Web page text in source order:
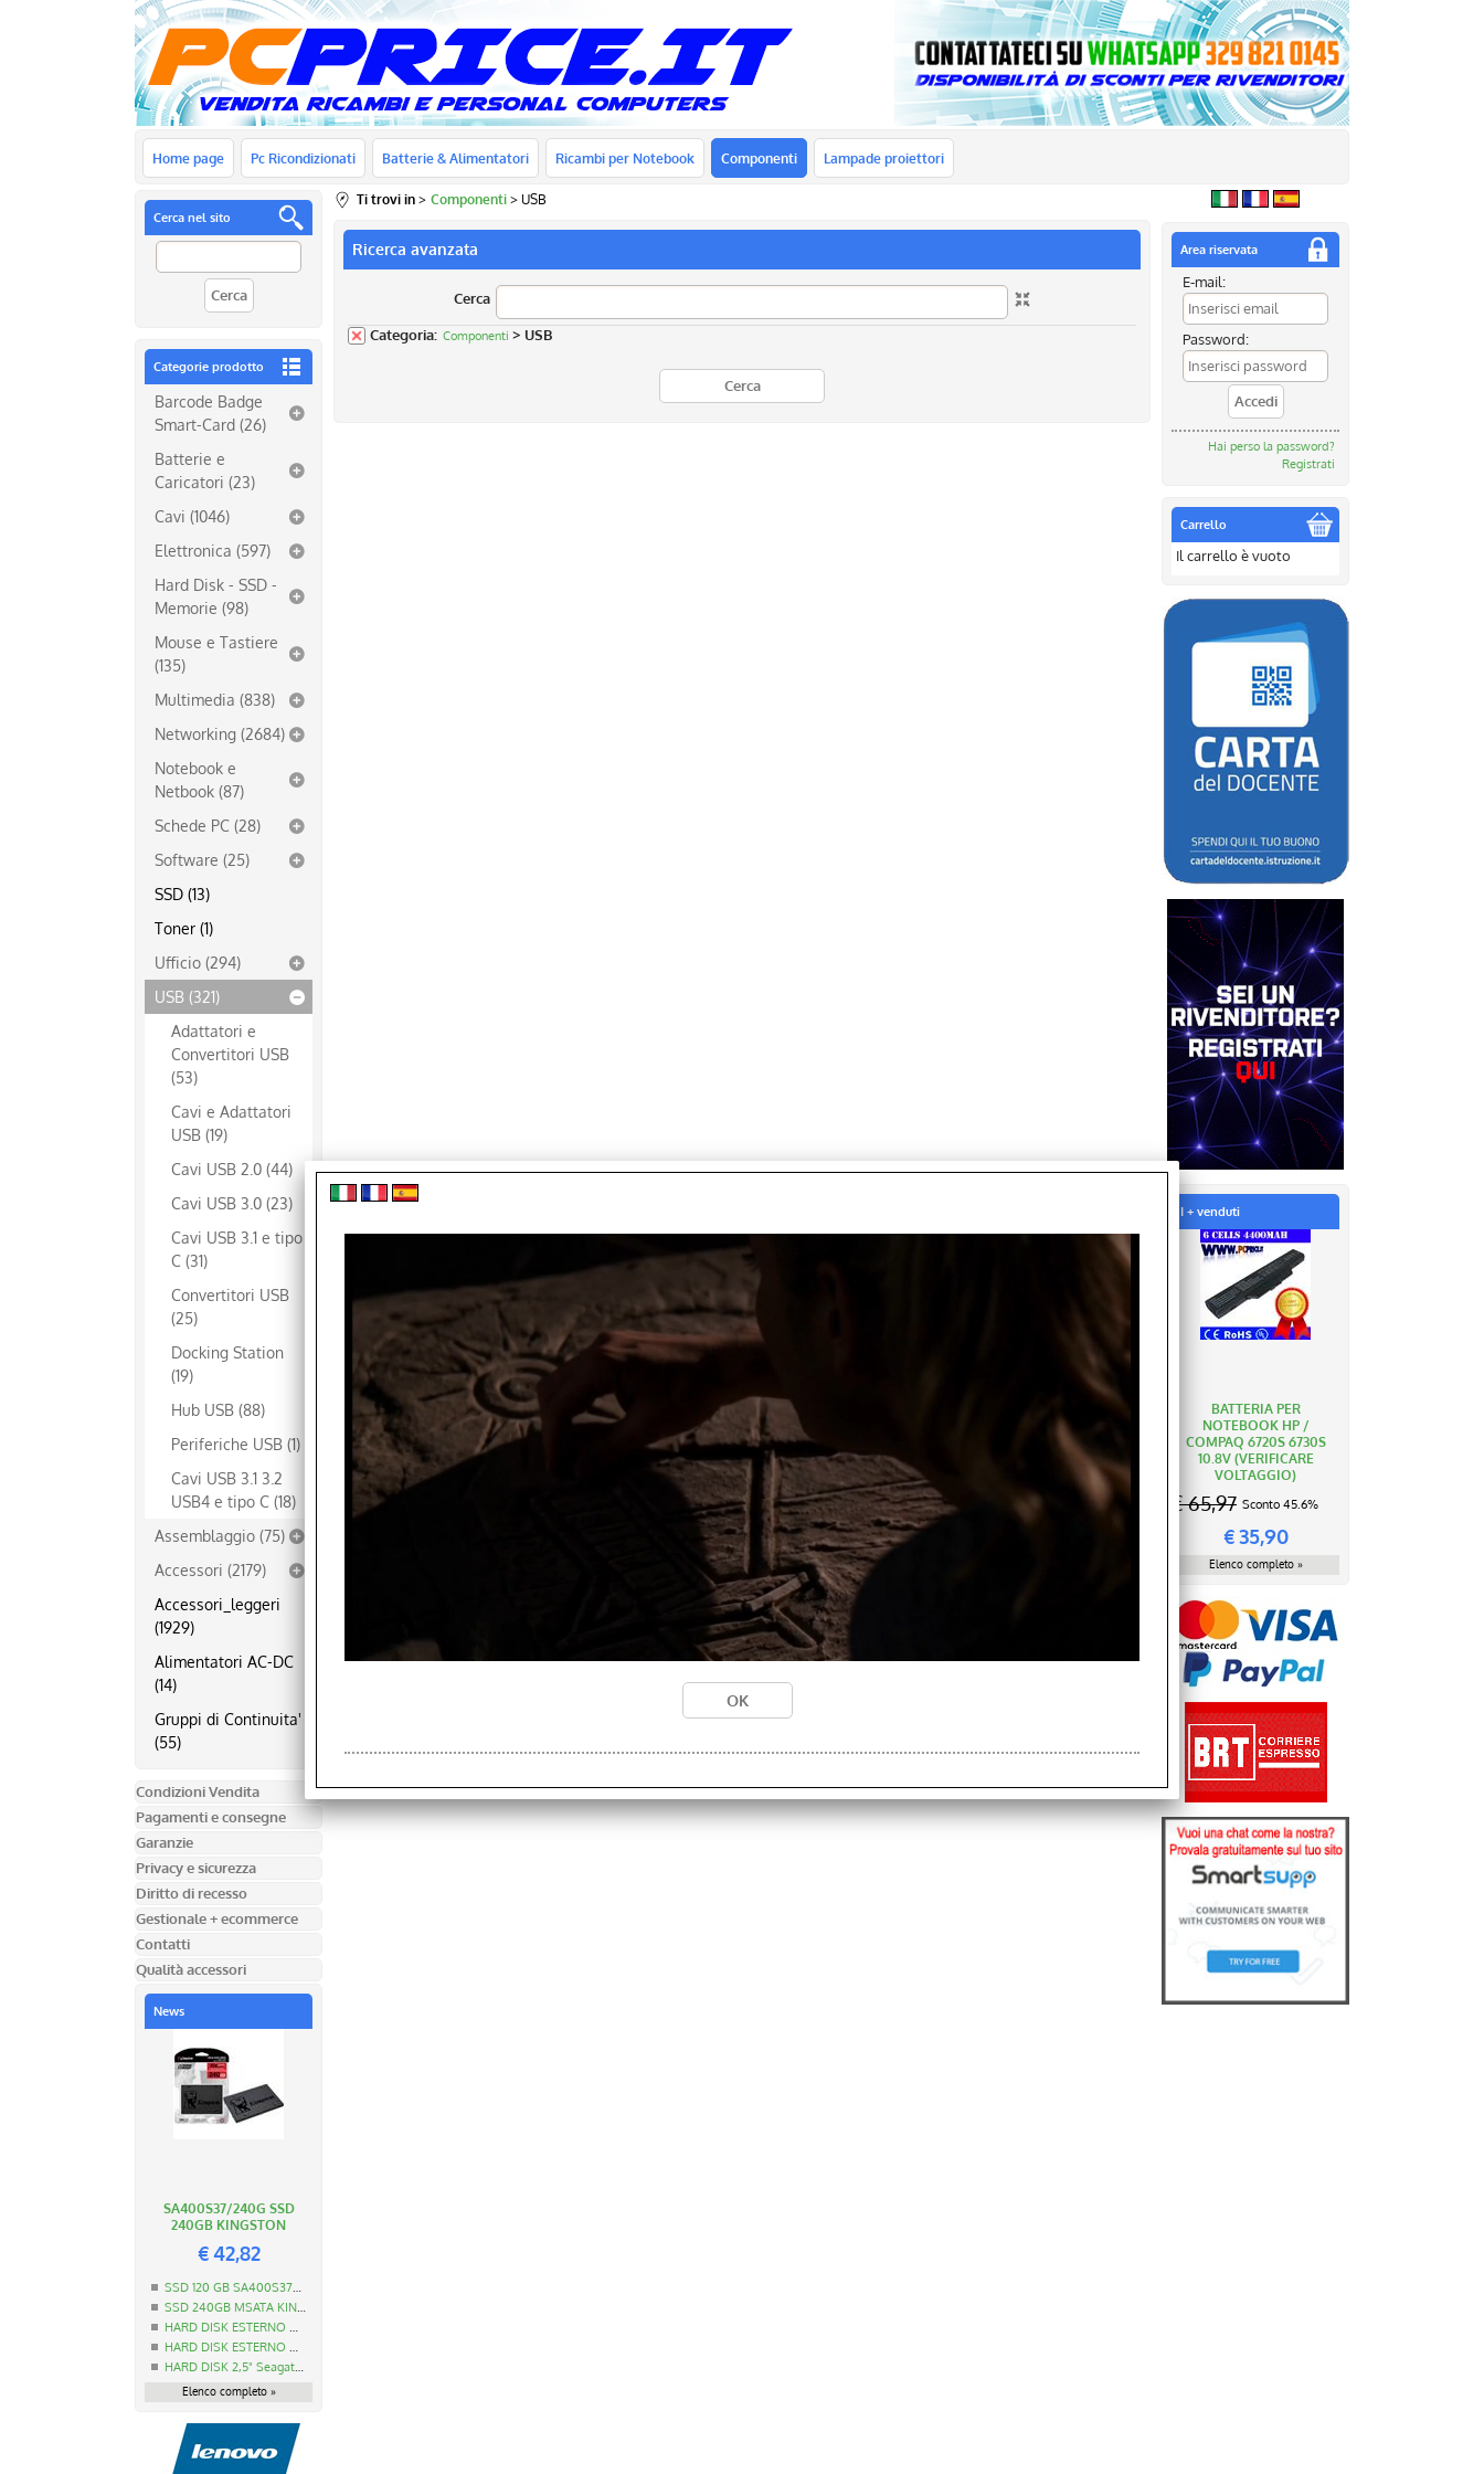
Home page Pc Ricondizionati Batterie & Alimentatori Ricambi per Notebook Componenti Lampade proiettori
Cerca nel sito
Categorie prodotto
Barcode Badge
Smart-Card (26)
Batterie e
Caricatori (23)
Cavi (1046)
Elettronica (597)
Hard Disk - SSD -
Memorie (98)
Mouse e Tastiere
(135)
Multimedia (838)
Networking (2684)
Notebook e
Netbook (87)
Schede PC (28)
Software (25)
SSD (13)
Toner (1)
Ufficio (294)
USB (321)
Adattatori e
Convertitori USB
(53)
Cavi e Adattatori
USB (19)
Cavi USB 2.0 (44)
Cavi USB 3.0 (23)
Cavi USB 3.1 e tipo
C (31)
Convertitori USB
(25)
Docking Station
(19)
Hub USB (88)
Periferiche USB (1)
Cavi USB 3.1 3.2
USB4 e tipo C (18)
Assemblaggio (75)
Accessori (2179)
Accessori_leggeri
(1929)
Alimentatori AC-DC
(14)
Gruppi di Continuita'
(55)
Condizioni Vendita
Pagamenti e consegne
Garanzie
Privacy e sicurezza
Diritto di recesso
Gestionale + ecommerce
Contatti
Qualità accessori
News
SA400S37/240G SSD
240GB KINGSTON
€42,82
SSD 120 GB SA400S37/120G KINGSTON
SSD 240GB MSATA KINGSTON
HARD DISK ESTERNO MAXTOR M3 1TB STSHX-M101TCBM
HARD DISK ESTERNO MAXTOR M3 2TB STSHX-M201TCBM
HARD DISK 2,5" Seagate Guardian BarraCuda 1TB 5400RPM
Elenco completo »
Ti trovi in Componenti USB
Ricerca avanzata
Cerca
Categoria: Componenti > USB
Area riservata
E-mail:
Password:
Hai perso la password?
Registrati
Carrello
Il carrello è vuoto
I + venduti
BATTERIA PER
NOTEBOOK HP /
COMPAQ 6720S 6730S
10.8V (VERIFICARE
VOLTAGGIO)
€ 65,97 Sconto 45.6%
€35,90
Elenco completo »